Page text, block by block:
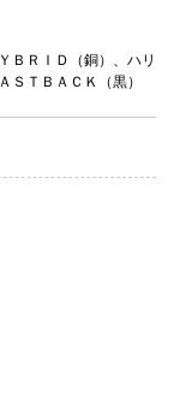
ＲＩＤ（銅）、ハリ
ＴＢＡＣＫ（黒）